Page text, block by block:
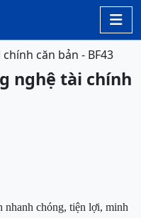

căn bản - BF43
nghệ tài chính
nhanh chóng, tiện lợi, minh